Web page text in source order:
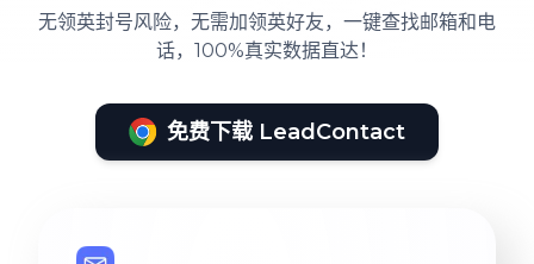
无领英封号风险，无需加领英好友，一键查找邮箱和电
话，100%真实数据直达！
免费下载 LeadContact